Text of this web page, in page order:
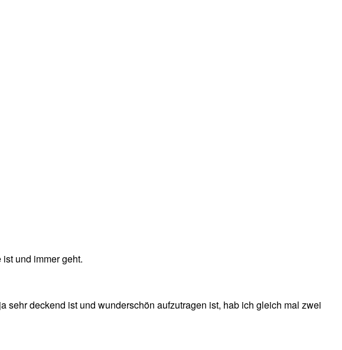
und immer geht.
deckend ist und wunderschön aufzutragen ist, hab ich gleich mal zwei